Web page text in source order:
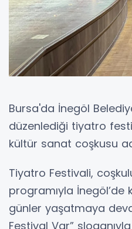
Bursa'da İnegöl
düzenlediği tiyatro
kültür sanat coşkusu
Tiyatro Festivali,
programıyla
günler yaşatmaya
Festival Var”